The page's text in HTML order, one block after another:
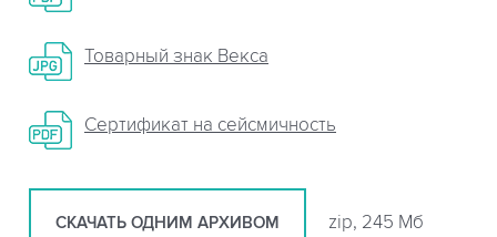
Товарный знак Векса
Сертификат на сейсмичность
СКАЧАТЬ ОДНИМ АРХИВОМ zip, 245 Мб